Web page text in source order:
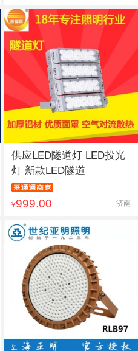
供应LED隧道灯 LED投光
灯 新款LED隧道
¥999.00 济南